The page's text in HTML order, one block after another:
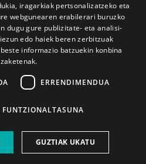
2026ko mar. 1a
iragarkiak pertsonalizatzeko eta
webgunearen erabilerari buruzko
dugu gure publizitate- eta analisi-
edo haiek beren zerbitzuak
informazio batzuekin konbina
ERRENDIMENDUA
FUNTZIONALTASUNA
GUZTIAK UKATU